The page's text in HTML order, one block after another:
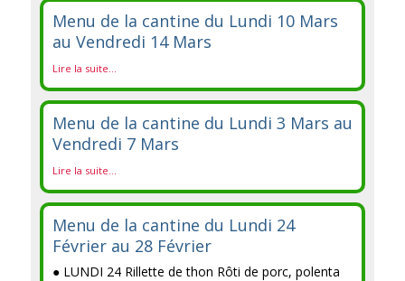
Menu de la cantine du Lundi 10 Mars
au Vendredi 14 Mars
Lire la suite...
Menu de la cantine du Lundi 3 Mars au
Vendredi 7 Mars
Lire la suite...
Menu de la cantine du Lundi 24
Février au 28 Février
● LUNDI 24 Rillette de thon Rôti de porc, polenta